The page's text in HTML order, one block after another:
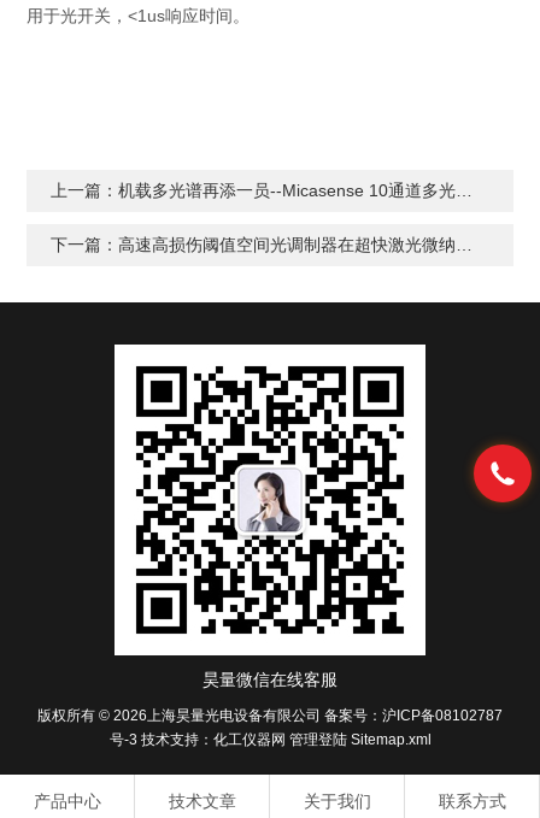
用于光开关，<1us响应时间。
上一篇：机载多光谱再添一员--Micasense 10通道多光谱相机新品发布
下一篇：高速高损伤阈值空间光调制器在超快激光微纳加工中的应用
产品中心 技术文章 关于我们 联系方式
昊量微信在线客服
版权所有 © 2026上海昊量光电设备有限公司 备案号：沪ICP备08102787
号-3 技术支持： 化工仪器网 管理登陆 Sitemap.xml